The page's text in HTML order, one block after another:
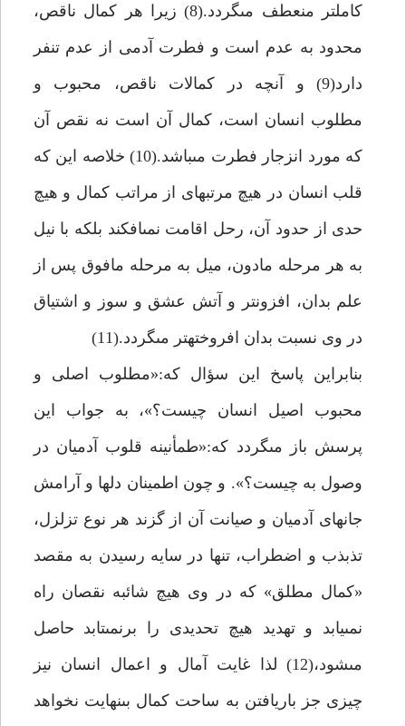
كامل‏تر منعطف مى‏گردد.(8) زيرا هر كمال ناقص،
محدود به عدم است و فطرت آدمى از عدم تنفر
دارد(9) و آنچه در كمالات ناقص، محبوب و
مطلوب انسان است، كمال آن است نه نقص آن
كه مورد انزجار فطرت مى‏باشد.(10) خلاصه اين كه
قلب انسان در هيچ مرتبه‏اى از مراتب كمال و هيچ
حدى از حدود آن، رحل اقامت نمى‏افكند بلكه با نيل
به هر مرحله مادون، ميل به مرحله مافوق پس از
علم بدان، افزون‏تر و آتش عشق و سوز و اشتياق
در وى نسبت بدان افروخته‏تر مى‏گردد.(11)
بنابراين پاسخ اين سؤال كه:«مطلوب اصلى و
محبوب اصيل انسان چيست؟»، به جواب اين
پرسش باز مى‏گردد كه:«طمأنينه قلوب آدميان در
وصول به چيست؟». و چون اطمينان دل‏ها و آرامش
جانهاى آدميان و صيانت آن از گزند هر نوع تزلزل،
تذبذب و اضطراب، تنها در سايه رسيدن به مقصد
«كمال مطلق» كه در وى هيچ شائبه نقصان راه
نمى‏يابد و تهديد هيچ تحديدى را برنمى‏تابد حاصل
مى‏شود،(12) لذا غايت آمال و اعمال انسان نيز
چيزى جز باريافتن به ساحت كمال بى‏نهايت نخواهد